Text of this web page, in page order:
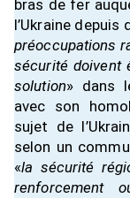
bras de fer
l’Ukraine depuis
préoccupations
sécurité doivent
solution» dans
avec son
sujet de
selon un
«la sécurité
renforcement